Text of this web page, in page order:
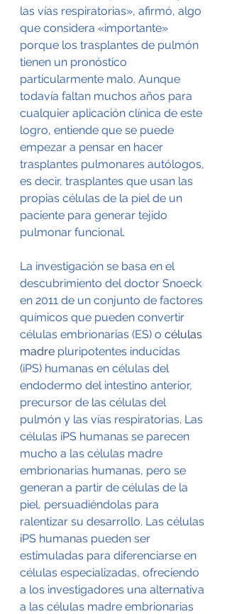
las vías respiratorias», afirmó, algo
que considera «importante»
porque los trasplantes de pulmón
tienen un pronóstico
particularmente malo. Aunque
todavía faltan muchos años para
cualquier aplicación clínica de este
logro, entiende que se puede
empezar a pensar en hacer
trasplantes pulmonares autólogos,
es decir, trasplantes que usan las
propias células de la piel de un
paciente para generar tejido
pulmonar funcional.
La investigación se basa en el
descubrimiento del doctor Snoeck
en 2011 de un conjunto de factores
químicos que pueden convertir
células embrionarias (ES) o células
madre pluripotentes inducidas
(iPS) humanas en células del
endodermo del intestino anterior,
precursor de las células del
pulmón y las vías respiratorias. Las
células iPS humanas se parecen
mucho a las células madre
embrionarias humanas, pero se
generan a partir de células de la
piel, persuadiéndolas para
ralentizar su desarrollo. Las células
iPS humanas pueden ser
estimuladas para diferenciarse en
células especializadas, ofreciendo
a los investigadores una alternativa
a las células madre embrionarias